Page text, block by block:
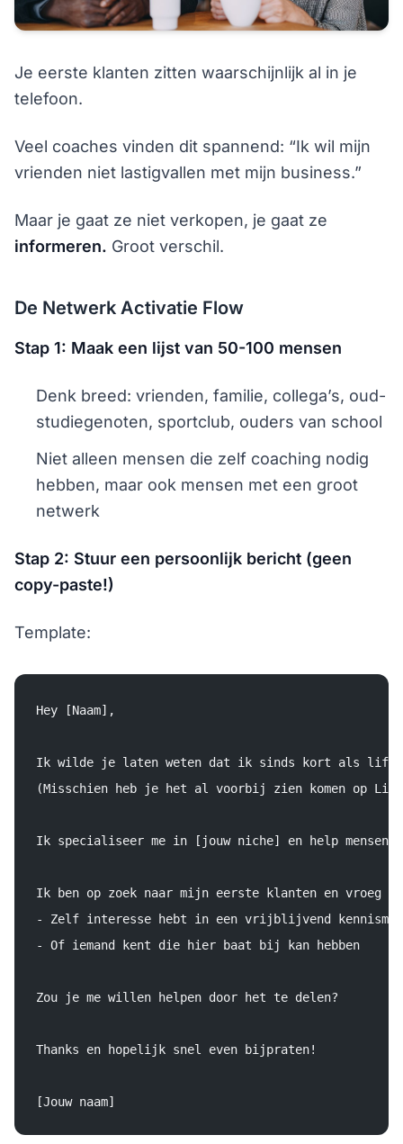
Je eerste klanten zitten waarschijnlijk al in je
telefoon.
Veel coaches vinden dit spannend: “Ik wil mijn
vrienden niet lastigvallen met mijn business.”
Maar je gaat ze niet verkopen, je gaat ze
informeren. Groot verschil.
De Netwerk Activatie Flow
Stap 1: Maak een lijst van 50-100 mensen
Denk breed: vrienden, familie, collega’s, oud-
studiegenoten, sportclub, ouders van school
Niet alleen mensen die zelf coaching nodig
hebben, maar ook mensen met een groot
netwerk
Stap 2: Stuur een persoonlijk bericht (geen
copy-paste!)
Template:
Hey [Naam],
Ik wilde je laten weten dat ik sinds kort als life
(Misschien heb je het al voorbij zien komen op
Ik specialiseer me in [jouw niche] en help mensen
Ik ben op zoek naar mijn eerste klanten en vroeg
- Zelf interesse hebt in een vrijblijvend
- Of iemand kent die hier baat bij kan hebben
Zou je me willen helpen door het te delen?
Thanks en hopelijk snel even bijpraten!
[Jouw naam]